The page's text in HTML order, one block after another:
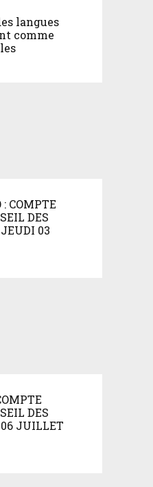
langues
comme
COMPTE
DES
03
DES
JUILLET